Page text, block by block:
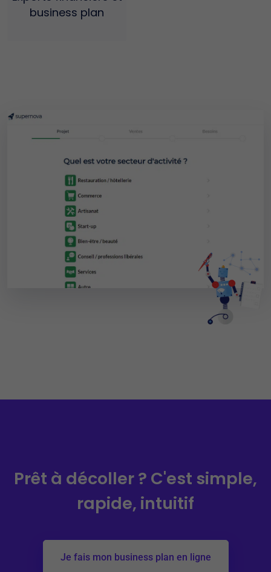
business plan
Prêt à décoller ? C'est simple,
rapide, intuitif
Je fais mon business plan en ligne